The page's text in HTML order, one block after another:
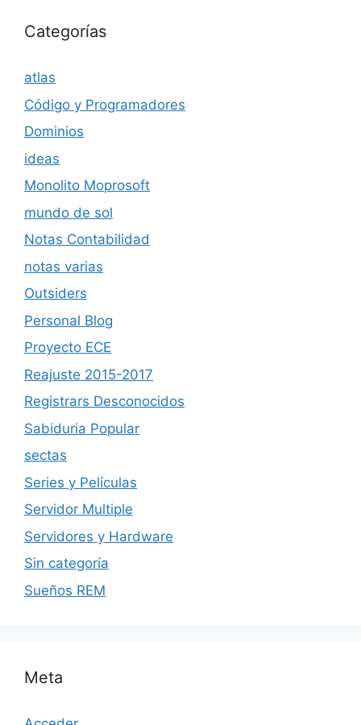
Categorías
atlas
Código y Programadores
Dominios
ideas
Monolito Moprosoft
mundo de sol
Notas Contabilidad
notas varias
Outsiders
Personal Blog
Proyecto ECE
Reajuste 2015-2017
Registrars Desconocidos
Sabiduria Popular
sectas
Series y Películas
Servidor Multiple
Servidores y Hardware
Sin categoría
Sueños REM
Meta